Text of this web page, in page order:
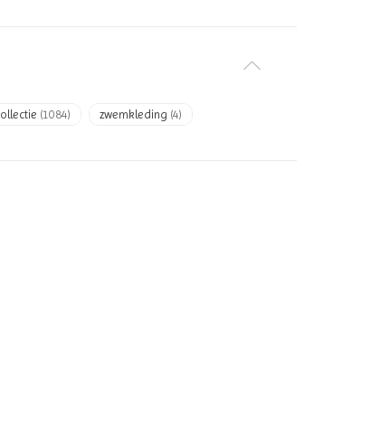
(1084) zwemkleding (4)